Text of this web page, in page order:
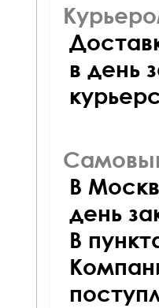
в день
В
день
В